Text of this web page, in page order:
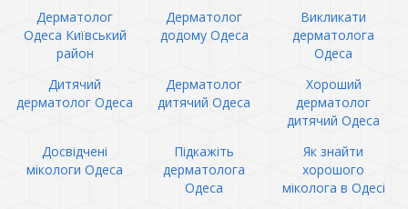
Дерматолог
Одеса Київський
район
Дерматолог
додому Одеса
Викликати
дерматолога
Одеса
Дитячий
дерматолог Одеса
Дерматолог
дитячий Одеса
Хороший
дерматолог
дитячий Одеса
Досвідчені
мікологи Одеса
Підкажіть
дерматолога
Одеса
Як знайти
хорошого
міколога в Одесі